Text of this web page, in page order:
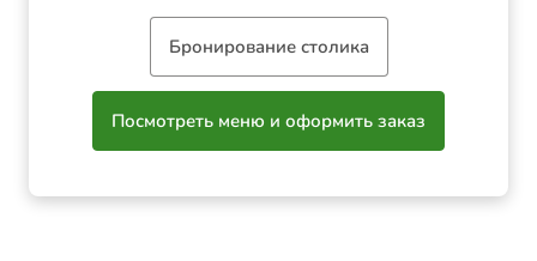
Бронирование столика
Посмотреть меню и оформить заказ